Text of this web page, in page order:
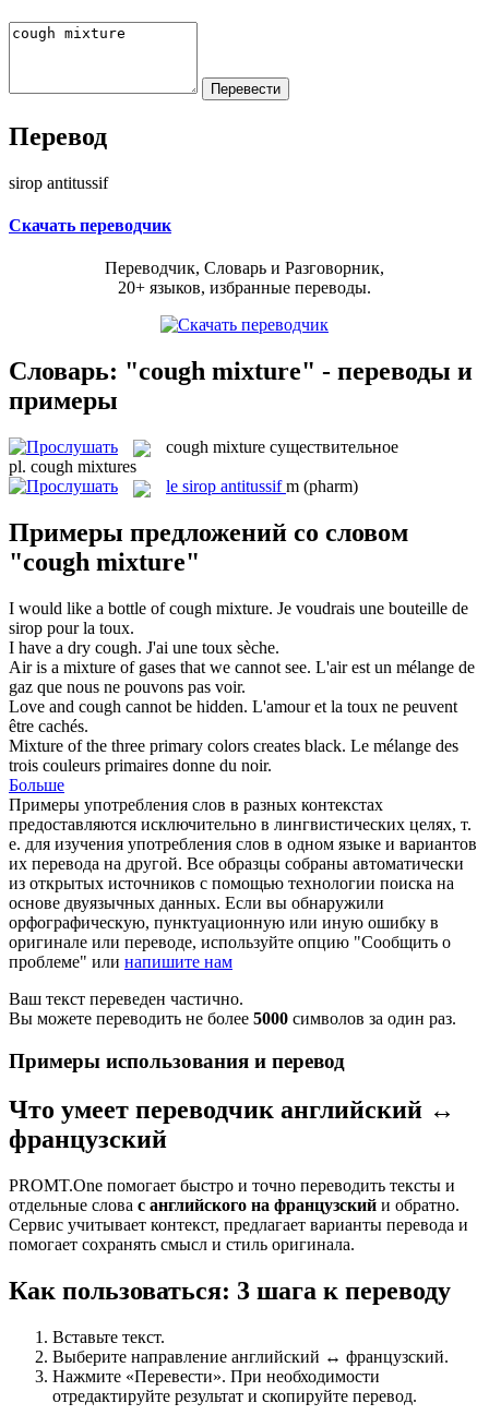
Перевод
sirop antitussif
Скачать переводчик
Переводчик, Словарь и Разговорник,
20+ языков, избранные переводы.
Словарь: "cough mixture" - переводы и
примеры
cough mixture существительное
pl. cough mixtures
le sirop antitussif m (pharm)
Примеры предложений со словом
"cough mixture"
I would like a bottle ofcough mixture. Je voudrais une bouteille de
sirop pour la toux.
I have a dry cough. J'ai une toux sèche.
Air is a mixture of gases that we cannot see. L'air est un mélange de
gaz que nous ne pouvons pas voir.
Love and cough cannot be hidden. L'amour et la toux ne peuvent
être cachés.
Mixture of the three primary colors creates black. Le mélange des
trois couleurs primaires donne du noir.
Больше
Примеры употребления слов в разных контекстах
предоставляются исключительно в лингвистических целях, т.
е. для изучения употребления слов в одном языке и вариантов
их перевода на другой. Все образцы собраны автоматически
из открытых источников с помощью технологии поиска на
основе двуязычных данных. Если вы обнаружили
орфографическую, пунктуационную или иную ошибку в
оригинале или переводе, используйте опцию "Сообщить о
проблеме" или напишите нам
Ваш текст переведен частично.
Вы можете переводить не более 5000 символов за один раз.
Примеры использования и перевод
Что умеет переводчик английский ↔
французский
PROMT.One помогает быстро и точно переводить тексты и
отдельные слова с английского на французский и обратно.
Сервис учитывает контекст, предлагает варианты перевода и
помогает сохранять смысл и стиль оригинала.
Как пользоваться: 3 шага к переводу
Вставьте текст.
Выберите направление английский ↔ французский.
Нажмите «Перевести». При необходимости
отредактируйте результат и скопируйте перевод.